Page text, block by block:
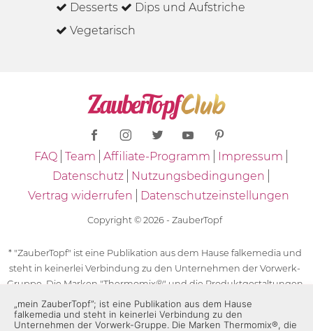
Desserts
Dips und Aufstriche
Vegetarisch
FAQ Team Affiliate-Programm
Impressum
Datenschutz
Nutzungsbedingungen
Vertrag widerrufen
Datenschutzeinstellungen
Copyright © 2026 - ZauberTopf
* "ZauberTopf" ist eine Publikation aus dem Hause falkemedia und
steht in keinerlei Verbindung zu den Unternehmen der Vorwerk-
Gruppe. Die Marken "Thermomix®" und die Produktgestaltungen
des "Thermomix®" sind eingetragene Marken der Unternehmen
der Vorwerk-Gruppe. Die Marken Thermomix®, die Zeichen TM5®,
„mein ZauberTopf”; ist eine Publikation aus dem Hause
falkemedia und steht in keinerlei Verbindung zu den
Unternehmen der Vorwerk-Gruppe. Die Marken Thermomix®, die